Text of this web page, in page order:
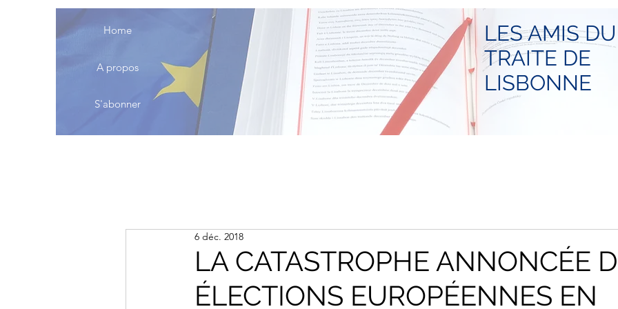
LES AMIS DU
TRAITE DE
LISBONNE
Home
A propos
S'abonner
LA CATASTROPHE ANNONCÉE
ÉLECTIONS EUROPÉENNES EN
6 déc. 2018